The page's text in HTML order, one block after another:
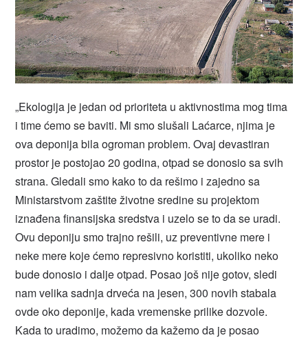
„Ekologija je jedan od prioriteta u aktivnostima mog tima
i time ćemo se baviti. Mi smo slušali Laćarce, njima je
ova deponija bila ogroman problem. Ovaj devastiran
prostor je postojao 20 godina, otpad se donosio sa svih
strana. Gledali smo kako to da rešimo i zajedno sa
Ministarstvom zaštite životne sredine su projektom
iznađena finansijska sredstva i uzelo se to da se uradi.
Ovu deponiju smo trajno rešili, uz preventivne mere i
neke mere koje ćemo represivno koristiti, ukoliko neko
bude donosio i dalje otpad. Posao još nije gotov, sledi
nam velika sadnja drveća na jesen, 300 novih stabala
ovde oko deponije, kada vremenske prilike dozvole.
Kada to uradimo, možemo da kažemo da je posao